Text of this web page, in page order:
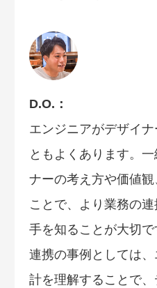
D.O.：
エンジニアがデザイ
ともよくあります。
ナーの考え方や価値
ことで、より業務の
手を知ることが大切
連携の事例としては
計を理解することで